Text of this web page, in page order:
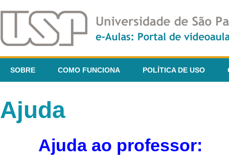
SOBRE COMO FUNCIONA POLÍTICA DE USO
Ajuda
Ajuda ao professor: